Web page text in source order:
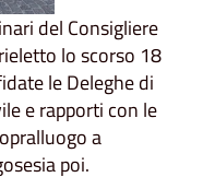
del Consigliere
lo scorso 18
le Deleghe di
e rapporti con le
a
poi.